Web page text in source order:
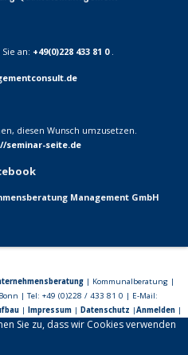
an: +49(0)228 433 81 0 .
diesen Wunsch umzusetzen.
seminar-seite.de
| Kommunalberatung |
| Tel: +49 (0)228 / 433 81 0 | E-Mail:
| Impressum| Datenschutz |Anmelden|
Sie zu, dass wir Cookies verwenden